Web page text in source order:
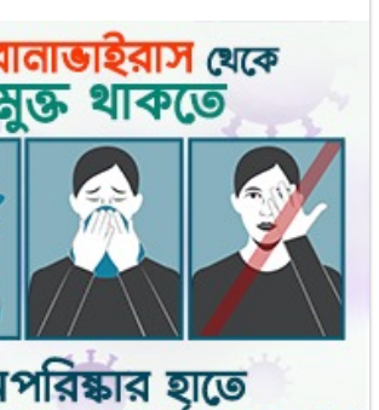
গেল হাসিবার
রুচি ফেরাবে যেসব খাবার
বিদ্যালয়
পরীক্ষার্থীর জামিন
২ পুলিশ সদস্য সাময়িক বরখাস্ত
এখনই বসতে রাজি: প্রধানমন্ত্রী
ও উপ-প্রধানকে অপসারণ করলো
যা বললেন বাইডেন